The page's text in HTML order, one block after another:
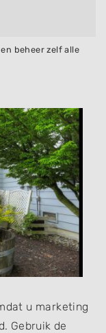
beheer zelf alle
u marketing
Gebruik de